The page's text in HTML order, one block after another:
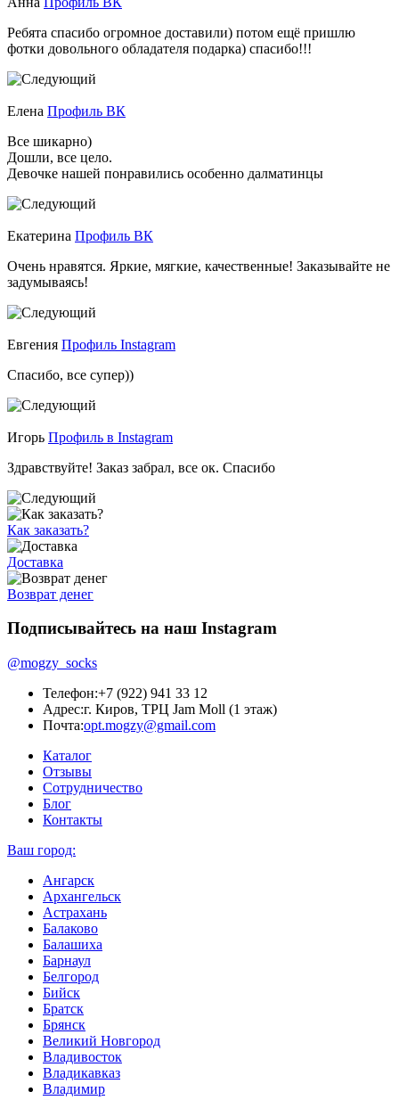
Ребята спасибо огромное доставили) потом ещё пришлю
фотки довольного обладателя подарка) спасибо!!!
Елена Профиль ВК
Все шикарно)
Дошли, все цело.
Девочке нашей понравились особенно далматинцы
Екатерина Профиль ВК
Очень нравятся. Яркие, мягкие, качественные! Заказывайте не
задумываясь!
Евгения Профиль Instagram
Спасибо, все супер))
Игорь Профиль в Instagram
Здравствуйте! Заказ забрал, все ок. Спасибо
Как заказать?
Доставка
Возврат денег
Подписывайтесь на наш Instagram
@mogzy_socks
Телефон:+7 (922) 941 33 12
Адрес:г. Киров, ТРЦ Jam Moll (1 этаж)
Почта:opt.mogzy@gmail.com
Каталог
Отзывы
Сотрудничество
Блог
Контакты
Ваш город:
Ангарск
Архангельск
Астрахань
Балаково
Балашиха
Барнаул
Белгород
Бийск
Братск
Брянск
Великий Новгород
Владивосток
Владикавказ
Владимир